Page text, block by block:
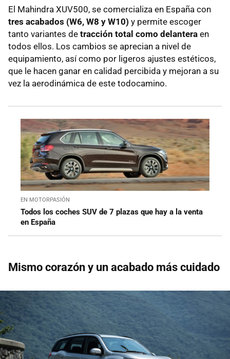
El Mahindra XUV500, se comercializa en España con
tres acabados (W6, W8 y W10) y permite escoger
tanto variantes de tracción total como delantera en
todos ellos. Los cambios se aprecian a nivel de
equipamiento, así como por ligeros ajustes estéticos,
que le hacen ganar en calidad percibida y mejoran a su
vez la aerodinámica de este todocamino.
EN MOTORPASIÓN
Todos los coches SUV de 7 plazas que hay a la venta
en España
Mismo corazón y un acabado más cuidado